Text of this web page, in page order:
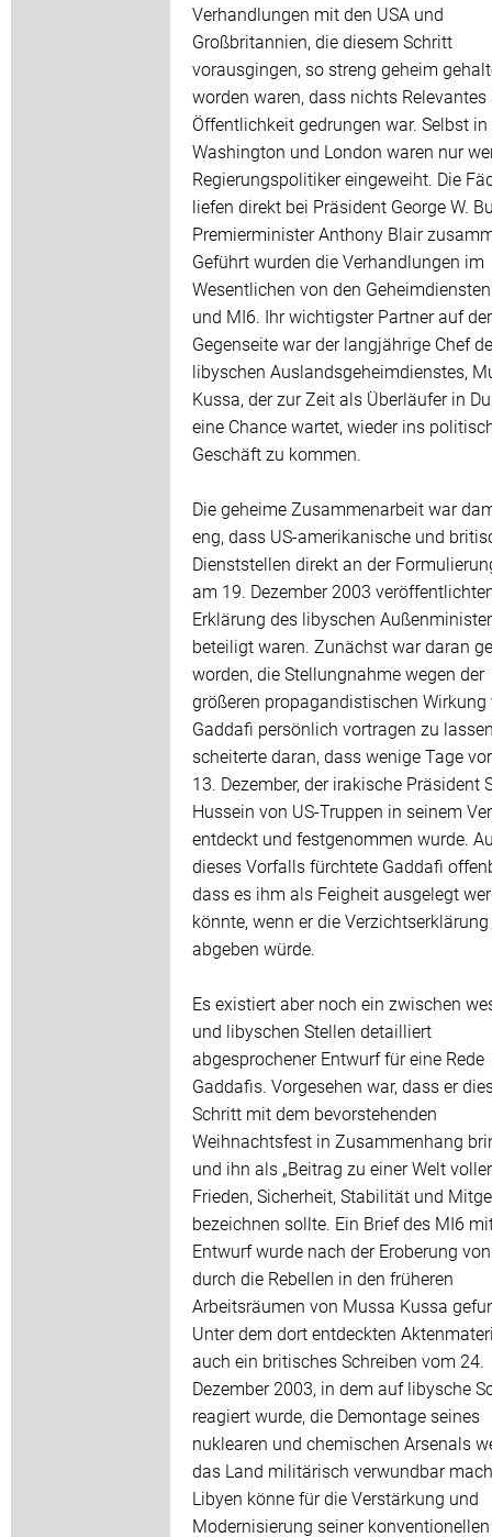
Verhandlungen mit den USA und
Großbritannien, die diesem Schritt
vorausgingen, so streng geheim
worden waren, dass nichts Relevantes
Öffentlichkeit gedrungen war. Selbst in
Washington und London waren nur
Regierungspolitiker eingeweiht. Die
liefen direkt bei Präsident George W.
Premierminister Anthony Blair
Geführt wurden die Verhandlungen im
Wesentlichen von den
und MI6. Ihr wichtigster Partner auf der
Gegenseite war der langjährige Chef
libyschen Auslandsgeheimdienstes,
Kussa, der zur Zeit als Überläufer in
eine Chance wartet, wieder ins
Geschäft zu kommen.
Die geheime Zusammenarbeit war
eng, dass US-amerikanische und
Dienststellen direkt an der
am 19. Dezember 2003
Erklärung des libyschen
beteiligt waren. Zunächst war daran
worden, die Stellungnahme wegen der
größeren propagandistischen Wirkung
Gaddafi persönlich vortragen zu
scheiterte daran, dass wenige Tage
13. Dezember, der irakische Präsident
Hussein von US-Truppen in seinem
entdeckt und festgenommen wurde.
dieses Vorfalls fürchtete Gaddafi
dass es ihm als Feigheit ausgelegt
könnte, wenn er die
abgeben würde.
Es existiert aber noch ein zwischen
und libyschen Stellen detailliert
abgesprochener Entwurf für eine Rede
Gaddafis. Vorgesehen war, dass er
Schritt mit dem bevorstehenden
Weihnachtsfest in Zusammenhang
und ihn als „Beitrag zu einer Welt voller
Frieden, Sicherheit, Stabilität und
bezeichnen sollte. Ein Brief des MI6
Entwurf wurde nach der Eroberung
durch die Rebellen in den früheren
Arbeitsräumen von Mussa Kussa
Unter dem dort entdeckten
auch ein britisches Schreiben vom 24.
Dezember 2003, in dem auf libysche
reagiert wurde, die Demontage seines
nuklearen und chemischen Arsenals
das Land militärisch verwundbar
Libyen könne für die Verstärkung und
Modernisierung seiner